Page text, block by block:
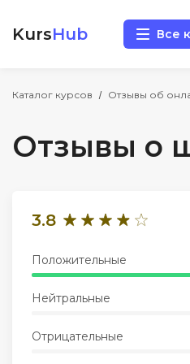
KursHub Все
Каталог курсов Отзывы об
Отзывы о
3.8
Положительные
Нейтральные
Отрицательные